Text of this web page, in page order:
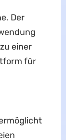
Der
einer
für